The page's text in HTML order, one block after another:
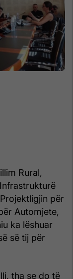
Rural,
për
Automjete,
ka lëshuar
së tij për
tha se do të